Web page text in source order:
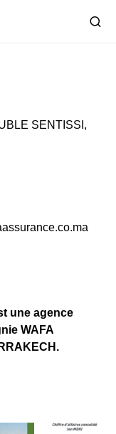
SENTISSI,
une agence
WAFA